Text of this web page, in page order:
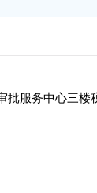
批服务中心三楼